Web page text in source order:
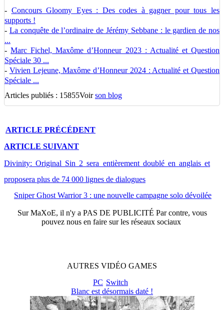
- Concours Gloomy Eyes : Des codes à gagner pour tous les
supports !
- La conquête de l’ordinaire de Jérémy Sebbane : le gardien de nos
...
-Marc Fichel, Maxôme d’Honneur 2023 : Actualité et Question
Spéciale 30 ...
- Vivien Lejeune, Maxôme d’Honneur 2024 : Actualité et Question
Spéciale ...
Articles publiés : 15855Voirson blog
ARTICLE PRÉCÉDENT
ARTICLE SUIVANT
Divinity: Original Sin 2 sera entièrement doublé en anglais et
proposera plus de 74 000 lignes de dialogues
Sniper Ghost Warrior 3 : une nouvelle campagne solo dévoilée
SurMaXoE, il n'y a PAS DE PUBLICITÉ Par contre, vous
pouvez nous en faire sur les réseaux sociaux
AUTRES VIDÉO GAMES
PC Switch
Blanc est désormais daté !